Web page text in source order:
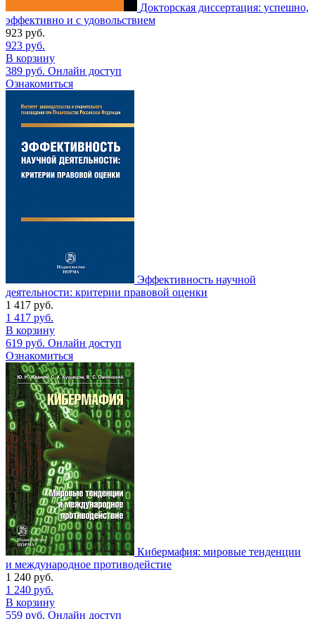
Докторская диссертация: успешно,
эффективно и с удовольствием
923 руб.
923 руб.
В корзину
389 руб. Онлайн доступ
Ознакомиться
Эффективность научной
деятельности: критерии правовой оценки
1 417 руб.
1 417 руб.
В корзину
619 руб. Онлайн доступ
Ознакомиться
Кибермафия: мировые тенденции
и международное противодейстие
1 240 руб.
1 240 руб.
В корзину
559 руб. Онлайн доступ